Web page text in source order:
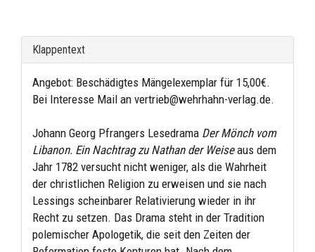
Klappentext
Angebot: Beschädigtes Mängelexemplar für 15,00€.
Bei Interesse Mail an vertrieb@wehrhahn-verlag.de.
Johann Georg Pfrangers Lesedrama Der Mönch vom
Libanon. Ein Nachtrag zu Nathan der Weiseaus dem
Jahr 1782 versucht nicht weniger, als die Wahrheit
der christlichen Religion zu erweisen und sie nach
Lessings scheinbarer Relativierung wieder in ihr
Recht zu setzen. Das Drama steht in der Tradition
polemischer Apologetik, die seit den Zeiten der